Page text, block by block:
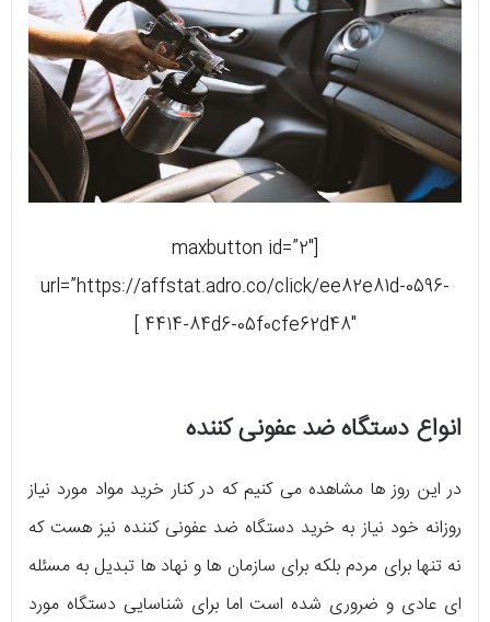
[maxbutton id=”2″
url=”https://affstat.adro.co/click/ee82e81d-0596-
4414-84d6-05f0cfe62d48″ ]
انواع دستگاه ضد عفونی کننده
در این روز ها مشاهده می کنیم که در کنار خرید مواد مورد نیاز
روزانه خود نیاز به خرید دستگاه ضد عفونی کننده نیز هست که
نه تنها برای مردم بلکه برای سازمان ها و نهاد ها تبدیل به مسئله
ای عادی و ضروری شده است اما برای شناسایی دستگاه مورد